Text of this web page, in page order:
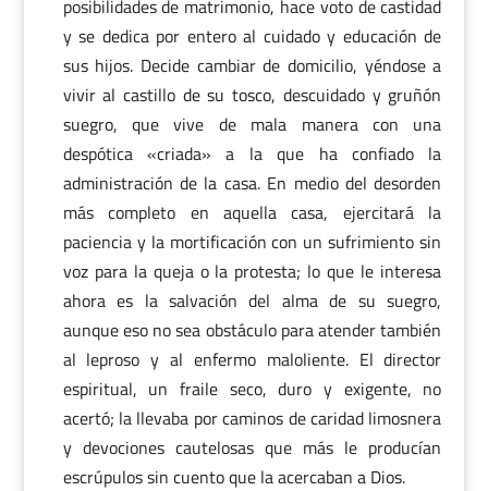
posibilidades de matrimonio, hace voto de castidad
y se dedica por entero al cuidado y educación de
sus hijos. Decide cambiar de domicilio, yéndose a
vivir al castillo de su tosco, descuidado y gruñón
suegro, que vive de mala manera con una
despótica «criada» a la que ha confiado la
administración de la casa. En medio del desorden
más completo en aquella casa, ejercitará la
paciencia y la mortificación con un sufrimiento sin
voz para la queja o la protesta; lo que le interesa
ahora es la salvación del alma de su suegro,
aunque eso no sea obstáculo para atender también
al leproso y al enfermo maloliente. El director
espiritual, un fraile seco, duro y exigente, no
acertó; la llevaba por caminos de caridad limosnera
y devociones cautelosas que más le producían
escrúpulos sin cuento que la acercaban a Dios.